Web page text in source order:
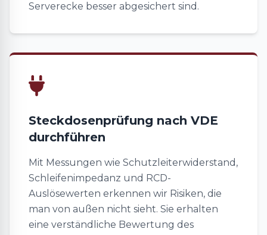
Serverecke besser abgesichert sind.
Steckdosenprüfung nach VDE
durchführen
Mit Messungen wie Schutzleiterwiderstand,
Schleifenimpedanz und RCD-
Auslösewerten erkennen wir Risiken, die
man von außen nicht sieht. Sie erhalten
eine verständliche Bewertung des